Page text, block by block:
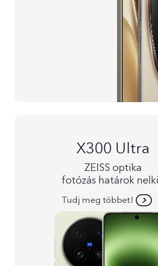
X300 Ultra
ZEISS optika
fotózás határok
Tudj meg többet!